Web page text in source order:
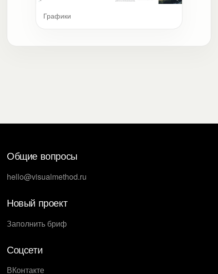
Графики
Общие вопросы
hello@visualmethod.ru
Новый проект
Заполнить бриф
Соцсети
ВКонтакте